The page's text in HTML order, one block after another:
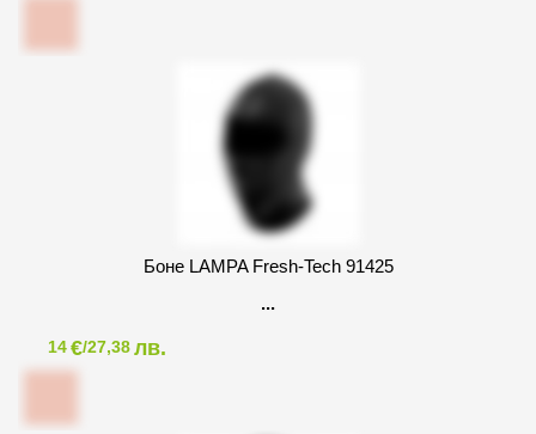
Боне LAMPA Fresh-Tech 91425
14€/27,38лв.